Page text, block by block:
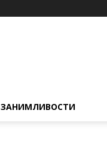
ЗАНИМЛИВОСТИ